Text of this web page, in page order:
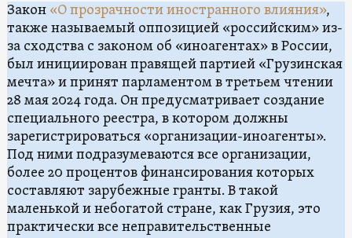
Закон «О прозрачности иностранного влияния»,
также называемый оппозицией «российским» из-
за сходства с законом об «иноагентах» в России,
был инициирован правящей партией «Грузинская
мечта» и принят парламентом в третьем чтении
28 мая 2024 года. Он предусматривает создание
специального реестра, в котором должны
зарегистрироваться «организации-иноагенты».
Под ними подразумеваются все организации,
более 20 процентов финансирования которых
составляют зарубежные гранты. В такой
маленькой и небогатой стране, как Грузия, это
практически все неправительственные